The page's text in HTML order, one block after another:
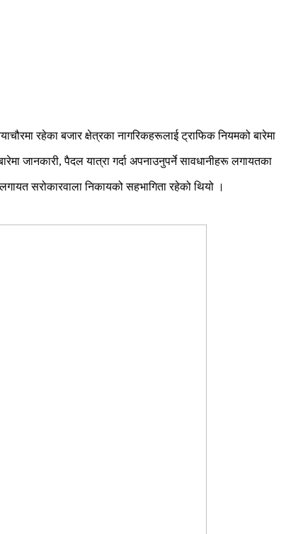
रहेका बजार क्षेत्रका नागरिकहरूलाई ट्राफिक नियमको बारेमा
जानकारी, पैदल यात्रा गर्दा अपनाउनुपर्ने सावधानीहरू लगायतका
सरोकारवाला निकायको सहभागिता रहेको थियो ।